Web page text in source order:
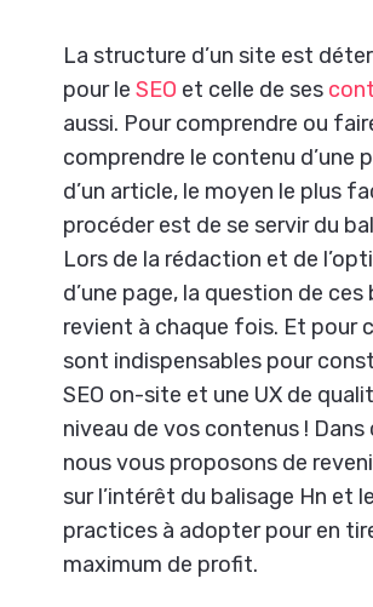
La structure d’un site est
pour leSEO et celle de ses
aussi. Pour comprendre ou
comprendre le contenu d’une
d’un article, le moyen le plus
procéder est de se servir du
Lors de la rédaction et de
d’une page, la question de ces
revient à chaque fois. Et pour
sont indispensables pour
SEO on-site et une UX de
niveau de vos contenus !
nous vous proposons de
sur l’intérêt du balisage Hn et
practices à adopter pour en
maximum de profit.